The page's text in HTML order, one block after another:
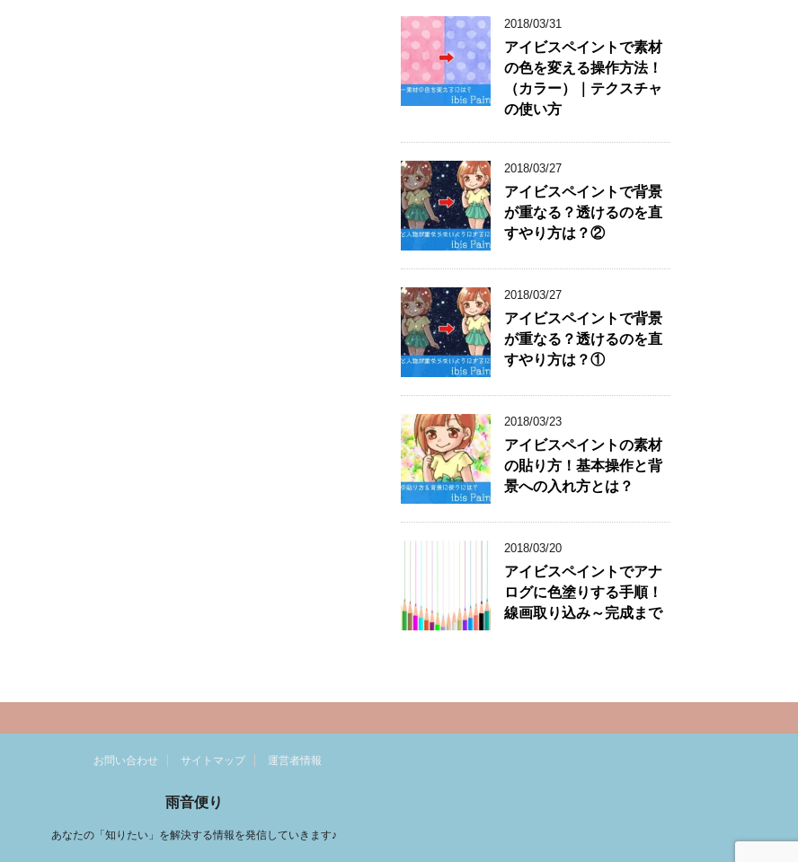
2018/03/31
アイビスペイントで素材
の色を変える操作方法！
（カラー）｜テクスチャ
の使い方
2018/03/27
アイビスペイントで背景
が重なる？透けるのを直
すやり方は？②
2018/03/27
アイビスペイントで背景
が重なる？透けるのを直
すやり方は？①
2018/03/23
アイビスペイントの素材
の貼り方！基本操作と背
景への入れ方とは？
2018/03/20
アイビスペイントでアナ
ログに色塗りする手順！
線画取り込み～完成まで
お問い合わせ サイトマップ 運営者情報
雨音便り
あなたの「知りたい」を解決する情報を発信していきます♪